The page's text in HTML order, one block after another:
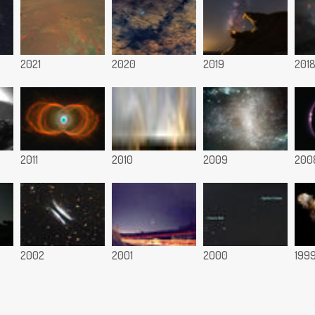
2021 2020 2019 2018
2011 2010 2009
2002 2001 2000